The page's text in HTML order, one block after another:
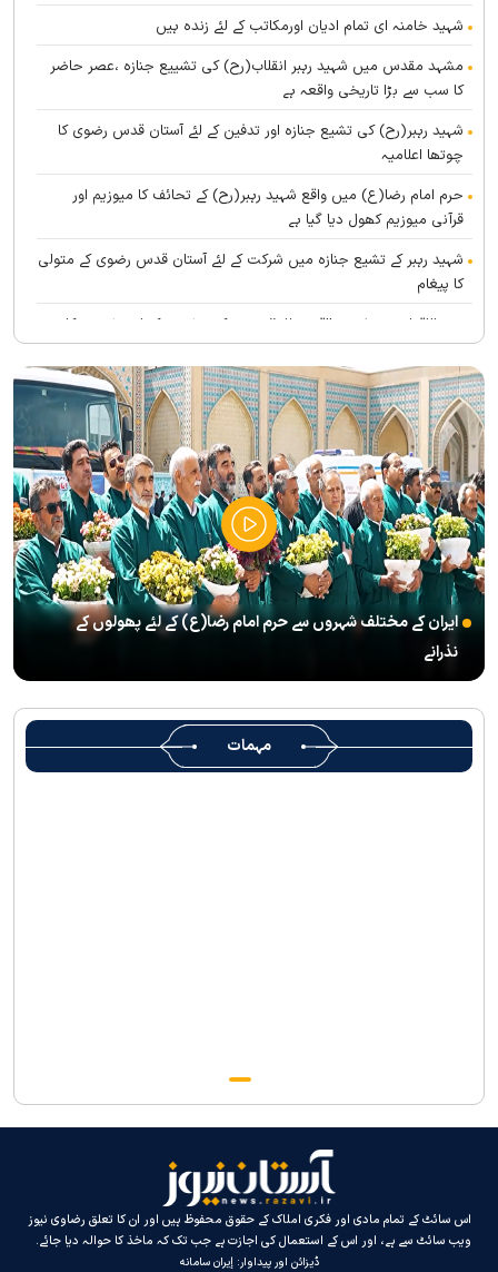
شہید خامنہ ای تمام ادیان اورمکاتب کے لئے زندہ ہيں
مشہد مقدس میں شہید رہبر انقلاب(رح) کی تشییع جنازہ ،عصر حاضر
کا سب سے بڑا تاریخی واقعہ ہے
شہید رہبر(رح) کی تشیع جنازہ اور تدفین کے لئے آستان قدس رضوی کا
چوتھا اعلامیہ
حرم امام رضا(ع) میں واقع شہید رہبر(رح) کے تحائف کا میوزیم اور
قرآنی میوزیم کھول دیا گیا ہے
شہید رہبر کے تشیع جنازہ میں شرکت کے لئے آستان قدس رضوی کے متولی
کا پیغام
بین الاقوامی سطح پر ’’قومو للہ‘‘ نعرے کی تشریح کے لئے نشست کا
انعقاد
’’قائد الامۃ‘‘ کے عنوان سے لائیو ٹی وی پروگرام
رہبرشہید کے سوگواروں کے لئے کرامت رضوی فاؤنڈیشن کی جانب سے
پذیرائي کا وسیع انتظام
(( آقای شہید ایران )) نامی چار جلدوں پر مشتمل کتاب منظرعام پر
آگئی
شہید رہبر(رح) ایک قرآنی نابغہ اور قرآنی احکامات پرعمل کرنے والی
شخصیت تھے؛ استاد پناہی
رہبرشہید کے وداع کے ا یام میں حرم مطہر رضوی بند نہيں ہوگا
رہبرشہید ( رحمت اللہ علیہ ) کی یاد میں رضوی کتابخانہ اور میوزیمز
میں تعزیتی جلسوں اور خصوصی پروگراموں کا انعقاد
روضہ منورہ امام رضا(ع) کے خدام ، سوگوار زائرین کو کھانے اور رہائش
کی خدمات فراہم کرنے کے لئے تیار ہیں
ایران کے مختلف شہروں سے حرم امام رضا(ع) کے لئے پھولوں کے
نذرانے
مہمات
اس سائٹ کے تمام مادی اور فکری املاک کے حقوق محفوظ ہیں اور ان کا تعلق رضاوی نیوز
ویب سائٹ سے ہے، اور اس کے استعمال کی اجازت ہے جب تک کہ ماخذ کا حوالہ دیا جائے۔
ڈیزائن اور پیداوار:إيران سامانه